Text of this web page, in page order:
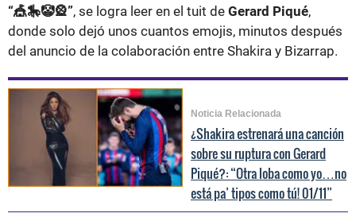
“🎪🎠🤡🎡”, se logra leer en el tuit de Gerard Piqué,
donde solo dejó unos cuantos emojis, minutos después
del anuncio de la colaboración entre Shakira y Bizarrap.
Noticia Relacionada
¿Shakira estrenará una canción
sobre su ruptura con Gerard
Piqué?: “Otra loba como yo…no
está pa’ tipos como tú! 01/11”